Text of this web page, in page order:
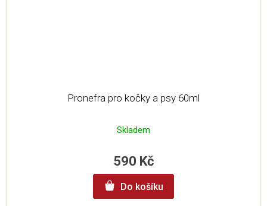
Pronefra pro kočky a psy 60ml
Skladem
590 Kč
Do košíku